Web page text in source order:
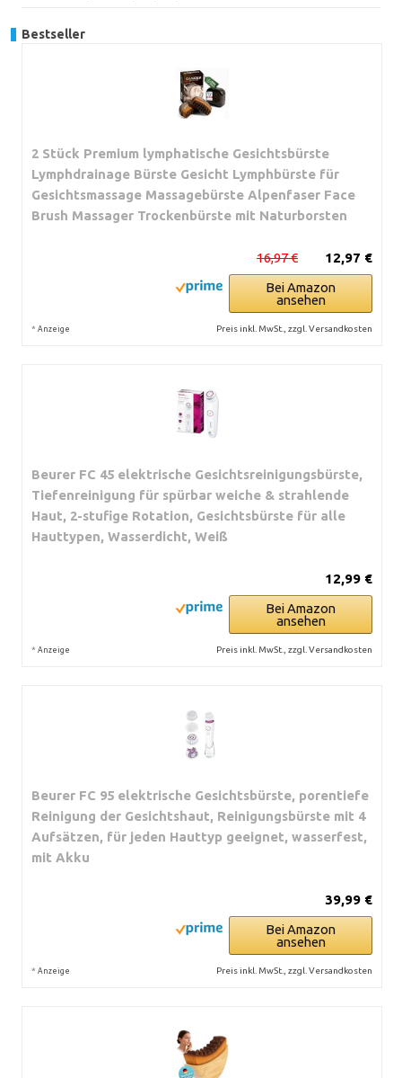
Bestseller
2 Stück Premium lymphatische Gesichtsbürste
Lymphdrainage Bürste Gesicht Lymphbürste für
Gesichtsmassage Massagebürste Alpenfaser Face
Brush Massager Trockenbürste mit Naturborsten
12,97 €
16,97 €
Bei Amazon
ansehen
* Anzeige Preis inkl. MwSt., zzgl. Versandkosten
Beurer FC 45 elektrische Gesichtsreinigungsbürste,
Tiefenreinigung für spürbar weiche & strahlende
Haut, 2-stufige Rotation, Gesichtsbürste für alle
Hauttypen, Wasserdicht, Weiß
12,99 €
Bei Amazon
ansehen
* Anzeige Preis inkl. MwSt., zzgl. Versandkosten
Beurer FC 95 elektrische Gesichtsbürste, porentiefe
Reinigung der Gesichtshaut, Reinigungsbürste mit 4
Aufsätzen, für jeden Hauttyp geeignet, wasserfest,
mit Akku
39,99 €
Bei Amazon
ansehen
* Anzeige Preis inkl. MwSt., zzgl. Versandkosten